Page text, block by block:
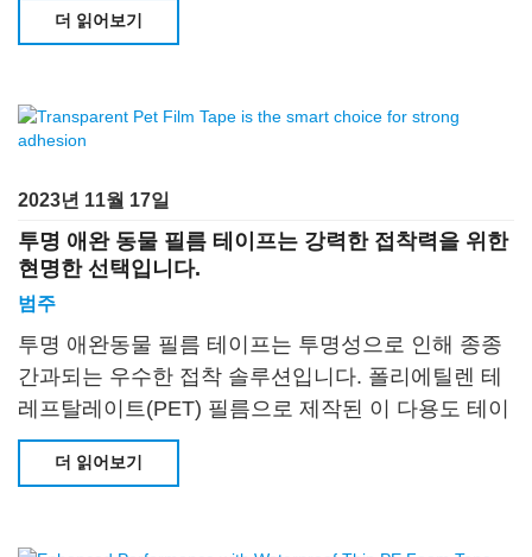
대한 헌신으로 우리는
더 읽어보기
2023년 11월 17일
투명 애완 동물 필름 테이프는 강력한 접착력을 위한
현명한 선택입니다.
범주
투명 애완동물 필름 테이프는 투명성으로 인해 종종
간과되는 우수한 접착 솔루션입니다. 폴리에틸렌 테
레프탈레이트(PET) 필름으로 제작된 이 다용도 테이
프는 접착력이 뛰어나
더 읽어보기